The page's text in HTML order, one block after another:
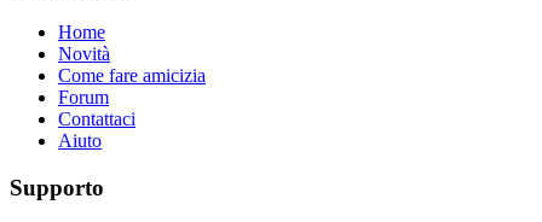
Home
Novità
Come fare amicizia
Forum
Contattaci
Aiuto
Supporto